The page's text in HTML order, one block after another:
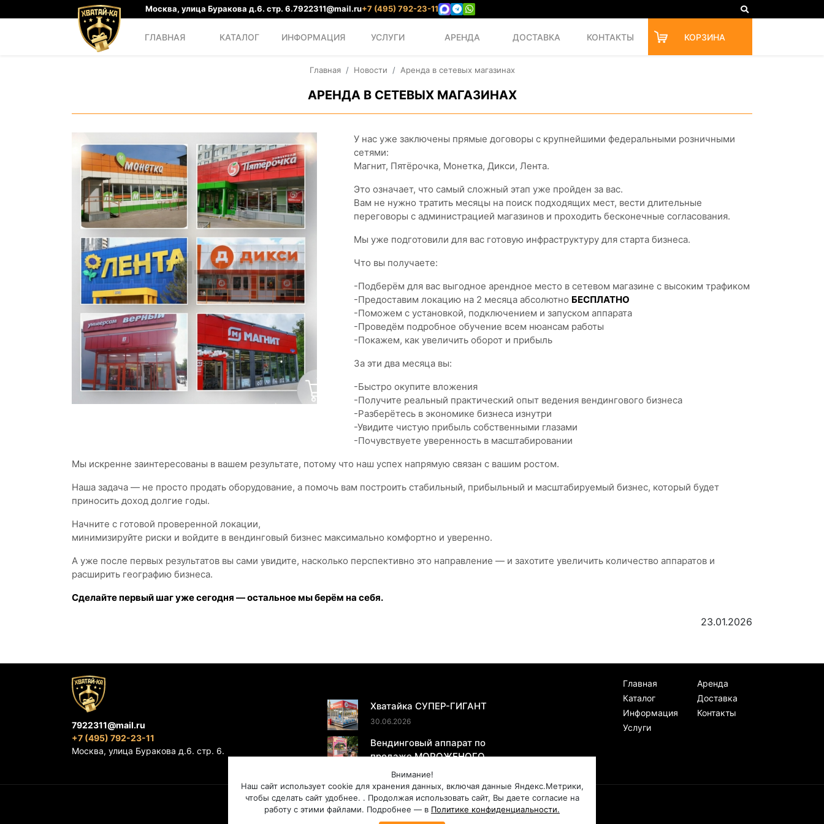
Москва, улица Буракова д.6. стр. 6.7922311@mail.ru+7 (495) 792-23-11
ГЛАВНАЯ КАТАЛОГ ИНФОРМАЦИЯ УСЛУГИ АРЕНДА ДОСТАВКА КОНТАКТЫ КОРЗИНА
Главная Новости Аренда в сетевых магазинах
АРЕНДА В СЕТЕВЫХ МАГАЗИНАХ
У нас уже заключены прямые договоры с крупнейшими федеральными розничными
сетями:
Магнит, Пятёрочка, Монетка, Дикси, Лента.
Это означает, что самый сложный этап уже пройден за вас.
Вам не нужно тратить месяцы на поиск подходящих мест, вести длительные
переговоры с администрацией магазинов и проходить бесконечные согласования.
Мы уже подготовили для вас готовую инфраструктуру для старта бизнеса.
Что вы получаете:
-Подберём для вас выгодное арендное место в сетевом магазине с высоким трафиком
-Предоставим локацию на 2 месяца абсолютно БЕСПЛАТНО
-Поможем с установкой, подключением и запуском аппарата
-Проведём подробное обучение всем нюансам работы
-Покажем, как увеличить оборот и прибыль
За эти два месяца вы:
-Быстро окупите вложения
-Получите реальный практический опыт ведения вендингового бизнеса
-Разберётесь в экономике бизнеса изнутри
-Увидите чистую прибыль собственными глазами
-Почувствуете уверенность в масштабировании
Мы искренне заинтересованы в вашем результате, потому что наш успех напрямую связан с вашим ростом.
Наша задача — не просто продать оборудование, а помочь вам построить стабильный, прибыльный и масштабируемый бизнес, который будет
приносить доход долгие годы.
Начните с готовой проверенной локации,
минимизируйте риски и войдите в вендинговый бизнес максимально комфортно и уверенно.
А уже после первых результатов вы сами увидите, насколько перспективно это направление — и захотите увеличить количество аппаратов и
расширить географию бизнеса.
Сделайте первый шаг уже сегодня — остальное мы берём на себя.
23.01.2026
7922311@mail.ru
+7 (495) 792-23-11
Москва, улица Буракова д.6. стр. 6.
Хватайка СУПЕР-ГИГАНТ
30.06.2026
Вендинговый аппарат по
продаже МОРОЖЕНОГО
20.05.2026
Главная
Каталог
Информация
Услуги
Аренда
Доставка
Контакты
Внимание!
Наш сайт использует cookie для хранения данных, включая данные Яндекс.Метрики,
чтобы сделать сайт удобнее. . Продолжая использовать сайт, Вы даете согласие на
работу с этими файлами. Подробнее — в Политике конфиденциальности.